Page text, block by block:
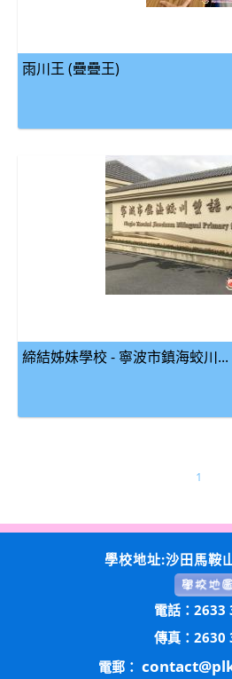
雨川王 (疊疊王)
締結姊妹學校 - 寧波市鎮海蛟川...
1
學校地址:沙田馬鞍
電話：2633
傳真：2630
電郵：